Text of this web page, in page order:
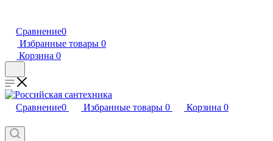
Сравнение0
Избранные товары 0
Корзина 0
Сравнение0 Избранные товары 0 Корзина 0